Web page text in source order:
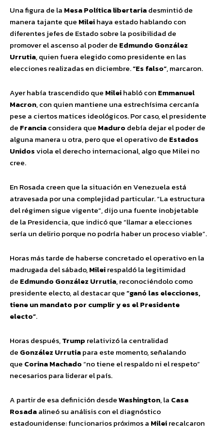
Una figura de la Mesa Política libertariadesmintió de
manera tajante que Mileihaya estado hablando con
diferentes jefes de Estado sobre la posibilidad de
promover el ascenso al poder de Edmundo González
Urrutia, quien fuera elegido como presidente en las
elecciones realizadas en diciembre.“Es falso”, marcaron.
Ayer había trascendido que Mileihabló con Emmanuel
Macron, con quien mantiene una estrechísima cercanía
pese a ciertos matices ideológicos. Por caso, el presidente
de Franciaconsidera que Maduro debía dejar el poder de
alguna manera u otra, pero que el operativo de Estados
Unidosviola el derecho internacional, algo que Milei no
cree.
En Rosada creen que la situación en Venezuela está
atravesada por una complejidad particular. “La estructura
del régimen sigue vigente”, dijo una fuente inobjetable
de la Presidencia, que indicó que “llamar a elecciones
sería un delirio porque no podría haber un proceso viable”.
Horas más tarde de haberse concretado el operativo en la
madrugada del sábado,Mileirespaldó la legitimidad
de Edmundo González Urrutia, reconociéndolo como
presidente electo, al destacar que“ganó las elecciones,
tiene un mandato por cumplir y es el Presidente
electo”.
Horas después,Trump relativizó la centralidad
de González Urrutiapara este momento, señalando
que Corina Machado“no tiene el respaldo ni el respeto”
necesarios para liderar el país.
A partir de esa definición desdeWashington, la Casa
Rosadaalineó su análisis con el diagnóstico
estadounidense: funcionarios próximos a Mileirecalcaron